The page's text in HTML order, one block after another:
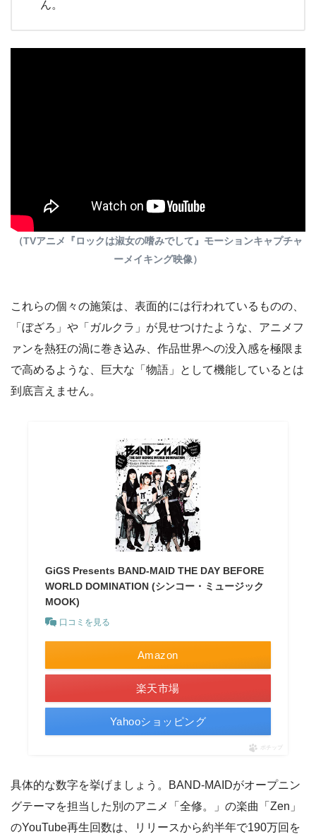
ん。
（TVアニメ『ロックは淑女の嗜みでして』モーションキャプチャ
ーメイキング映像）
これらの個々の施策は、表面的には行われているものの、
「ぼざろ」や「ガルクラ」が見せつけたような、アニメフ
ァンを熱狂の渦に巻き込み、作品世界への没入感を極限ま
で高めるような、巨大な「物語」として機能しているとは
到底言えません。
GiGS Presents BAND-MAID THE DAY BEFORE
WORLD DOMINATION (シンコー・ミュージック
MOOK)
口コミを見る
Amazon
楽天市場
Yahooショッピング
ポチップ
具体的な数字を挙げましょう。BAND-MAIDがオープニン
グテーマを担当した別のアニメ「全修。」の楽曲「Zen」
のYouTube再生回数は、リリースから約半年で190万回を